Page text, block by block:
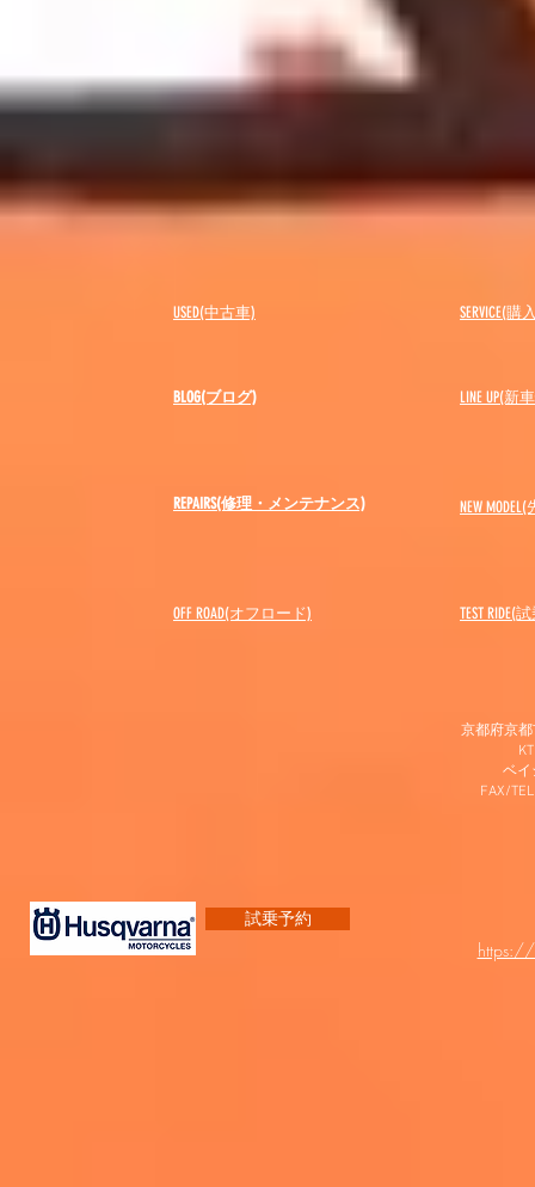
USED(中古車)
BLOG(ブログ)
SERVICE(
LINE UP(新
REPAIRS(修理・メンテナンス) NEW MODEL(
OFF ROAD(オフロード) ​TEST RIDE(
京都府京
ベイ
FAX/
試乗予約
https://